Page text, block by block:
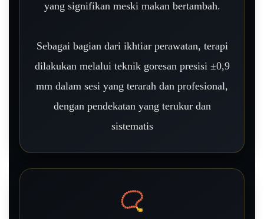
yang signifikan meski makan bertambah.
Sebagai bagian dari ikhtiar perawatan, terapi
dilakukan melalui teknik goresan presisi ±0,9
mm dalam sesi yang terarah dan profesional,
dengan pendekatan yang terukur dan
sistematis
📿